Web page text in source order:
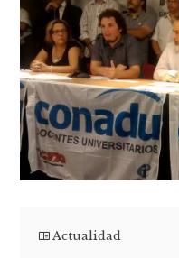
Actualidad